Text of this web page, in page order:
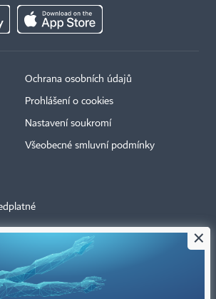
Ochrana osobních údajů
Prohlášení o cookies
Nastavení soukromí
Všeobecné smluvní podmínky
×